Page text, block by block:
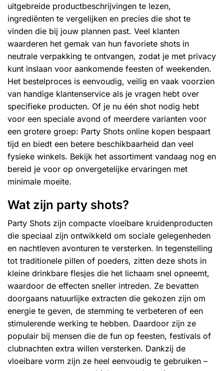
uitgebreide productbeschrijvingen te lezen,
ingrediënten te vergelijken en precies die shot te
vinden die bij jouw plannen past. Veel klanten
waarderen het gemak van hun favoriete shots in
neutrale verpakking te ontvangen, zodat je met privacy
kunt inslaan voor aankomende feesten of weekenden.
Het bestelproces is eenvoudig, veilig en vaak voorzien
van handige klantenservice als je vragen hebt over
specifieke producten. Of je nu één shot nodig hebt
voor een speciale avond of meerdere varianten voor
een grotere groep: Party Shots online kopen bespaart
tijd en biedt een betere beschikbaarheid dan veel
fysieke winkels. Bekijk het assortiment vandaag nog en
bereid je voor op onvergetelijke ervaringen met
minimale moeite.
Wat zijn party shots?
Party Shots zijn compacte vloeibare kruidenproducten
die speciaal zijn ontwikkeld om sociale gelegenheden
en nachtleven avonturen te versterken. In tegenstelling
tot traditionele pillen of poeders, zitten deze shots in
kleine drinkbare flesjes die het lichaam snel opneemt,
waardoor de effecten sneller intreden. Ze bevatten
doorgaans natuurlijke extracten die gekozen zijn om
energie te geven, de stemming te verbeteren of een
stimulerende werking te hebben. Daardoor zijn ze
populair bij mensen die de fun op feesten, festivals of
clubnachten extra willen versterken. Dankzij de
vloeibare vorm zijn ze heel eenvoudig te gebruiken –